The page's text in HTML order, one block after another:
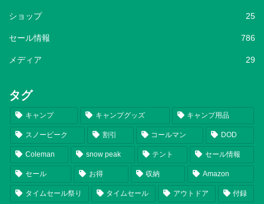
ショップ 25
セール情報 786
メディア 29
タグ
キャンプ キャンプグッズ キャンプ用品
スノーピーク 割引 コールマン DOD
Coleman snow peak テント セール情報
セール お得 収納 Amazon
タイムセール祭り タイムセール アウトドア 付録